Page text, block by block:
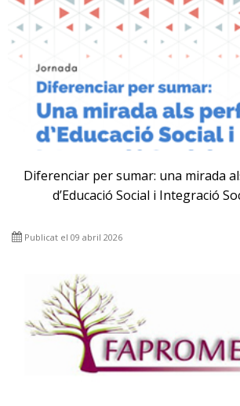
Diferenciar per sumar: una mirada
d’Educació Social i Integració
Publicat el 09 abril 2026